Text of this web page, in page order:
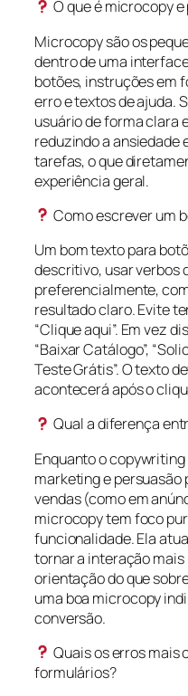
O que é microcopy
Microcopy são os
dentro de uma
botões, instruções em
erro e textos de ajuda.
usuário de forma clara
reduzindo a ansiedade
tarefas, o que
experiência geral.
Como escrever um
Um bom texto para
descritivo, usar verbos
preferencialmente,
resultado claro. Evite
“Clique aqui”. Em vez
“Baixar Catálogo”,
Teste Grátis”. O texto
acontecerá após o
Qual a diferença
Enquanto o
marketing e persuasão
vendas (como em
microcopy tem foco
funcionalidade. Ela
tornar a interação
orientação do que
uma boa microcopy
conversão.
Quais os erros mais
formulários?